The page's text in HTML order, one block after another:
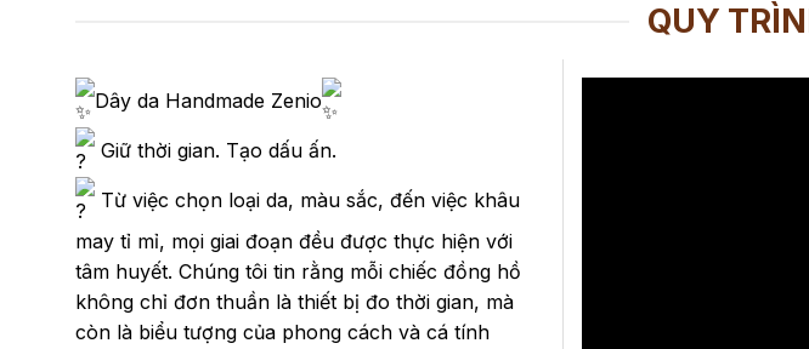
QUY
Dây da Handmade Zenio
Giữ thời gian. Tạo dấu ấn.
Từ việc chọn loại da, màu sắc, đến việc khâu
may tỉ mỉ, mọi giai đoạn đều được thực hiện với
tâm huyết. Chúng tôi tin rằng mỗi chiếc đồng hồ
không chỉ đơn thuần là thiết bị đo thời gian, mà
còn là biểu tượng của phong cách và cá tính